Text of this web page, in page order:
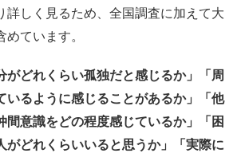
詳しく見るため、全国調査に加えて大
ています。
がどれくらい孤独だと感じるか」「周
いるように感じることがあるか」「他
間意識をどの程度感じているか」「困
がどれくらいいると思うか」「実際に